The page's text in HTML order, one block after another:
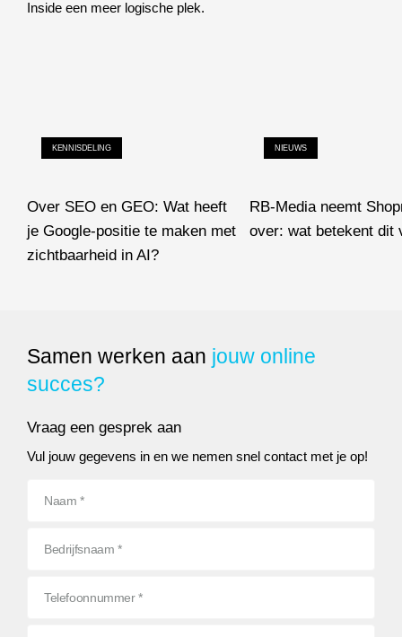
Inside een meer logische plek.
KENNISDELING
Over SEO en GEO: Wat heeft
je Google-positie te maken met
zichtbaarheid in AI?
NIEUWS
RB-Media neemt
over: wat betekent dit
Samen werken aan jouw online
succes?
Vraag een gesprek aan
Vul jouw gegevens in en we nemen snel contact met je op!